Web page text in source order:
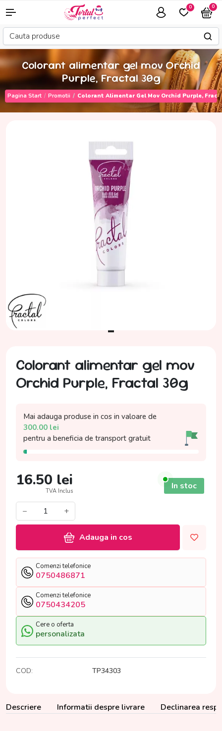
0 0
Colorant alimentar gel mov Orchid
Purple, Fractal 30g
Pagina Start Promotii Colorant Alimentar Gel Mov Orchid Purple,
Colorant alimentar gel mov
Orchid Purple, Fractal 30g
Mai adauga produse in cos in valoare de
300.00 lei
pentru a beneficia de transport gratuit
16.50 lei
TVA Inclus In stoc
− +
Adauga in cos
Comenzi telefonice
0750486871
Comenzi telefonice
0750434205
Cere o oferta
personalizata
COD: TP34303
Descriere Informatii despre livrare Declinarea